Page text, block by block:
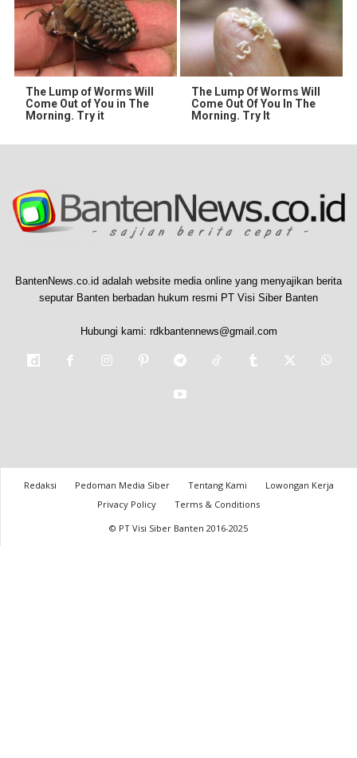
The Lump of Worms Will
Come Out of You in The
Morning. Try it
The Lump Of Worms Will
Come Out Of You In The
Morning. Try It
BantenNews.co.id adalah website media online yang menyajikan berita
seputar Banten berbadan hukum resmi PT Visi Siber Banten
Hubungi kami: rdkbantennews@gmail.com
Redaksi Pedoman Media Siber Tentang Kami
Lowongan Kerja
Privacy Policy
Terms & Conditions
© PT Visi Siber Banten 2016-2025